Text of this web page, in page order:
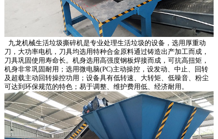
九龙机械生活垃圾撕碎机是专业处理生活垃圾的设备，选用厚重动
刀，大功率电机，刀具均选用特种合金原料通过铸造出产加工而成，
刀具巩固使用寿命长。机身选用高强度钢板焊接而成，可抗高扭矩，
机身非常巩固耐用；选用微电脑(PC)主动操控，设发动、中止、回转
及超载主动回转操控功用；设备具有低转速、大转矩、低噪音、粉尘
可达到环保规范的特色；易于调整、维护费用低、经济耐用。